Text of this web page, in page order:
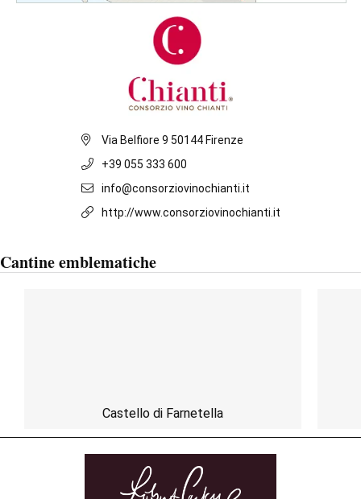
Via Belfiore 9 50144 Firenze
+39 055 333 600
info@consorziovinochianti.it
http://www.consorziovinochianti.it
Cantine emblematiche
Castello di Farnetella